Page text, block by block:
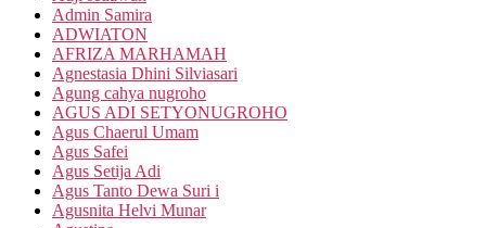
Admin Samira
ADWIATON
AFRIZA MARHAMAH
Agnestasia Dhini Silviasari
Agung cahya nugroho
AGUS ADI SETYONUGROHO
Agus Chaerul Umam
Agus Safei
Agus Setija Adi
Agus Tanto Dewa Suri i
Agusnita Helvi Munar